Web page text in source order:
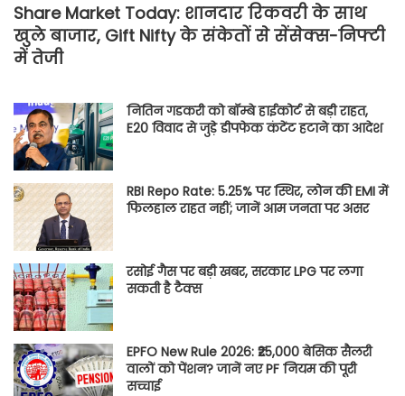
Share Market Today: शानदार रिकवरी के साथ
खुले बाजार, Gift Nifty के संकेतों से सेंसेक्स-निफ्टी
में तेजी
नितिन गडकरी को बॉम्बे हाईकोर्ट से बड़ी राहत,
E20 विवाद से जुड़े डीपफेक कंटेंट हटाने का आदेश
RBI Repo Rate: 5.25% पर स्थिर, लोन की EMI में
फिलहाल राहत नहीं; जानें आम जनता पर असर
रसोई गैस पर बड़ी खबर, सरकार LPG पर लगा
सकती है टैक्स
EPFO New Rule 2026: ₹25,000 बेसिक सैलरी
वालों को पेंशन? जानें नए PF नियम की पूरी
सच्चाई